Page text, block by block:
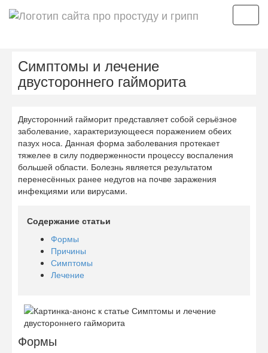
Симптомы и лечение
двустороннего гайморита
Двусторонний гайморит представляет собой серьёзное
заболевание, характеризующееся поражением обеих
пазух носа. Данная форма заболевания протекает
тяжелее в силу подверженности процессу воспаления
большей области. Болезнь является результатом
перенесённых ранее недугов на почве заражения
инфекциями или вирусами.
Содержание статьи
Формы
Причины
Симптомы
Лечение
Формы